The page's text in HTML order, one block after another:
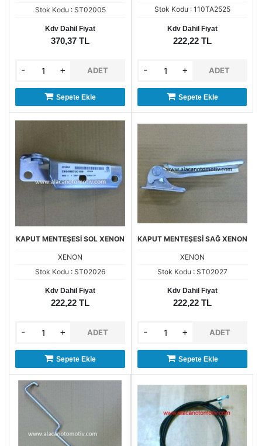
Stok Kodu : ST02005
Kdv Dahil Fiyat
370,37 TL
- + ADET
Sepete Ekle
Stok Kodu : 110TA2525
Kdv Dahil Fiyat
222,22 TL
- + ADET
Sepete Ekle
KAPUT MENTEŞESİ SOL XENON
XENON
Stok Kodu : ST02026
Kdv Dahil Fiyat
222,22 TL
- + ADET
Sepete Ekle
KAPUT MENTEŞESİ SAĞ XENON
XENON
Stok Kodu : ST02027
Kdv Dahil Fiyat
222,22 TL
- + ADET
Sepete Ekle